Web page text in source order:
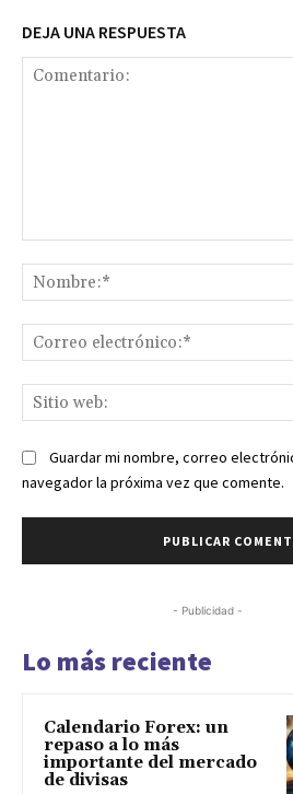
DEJA UNA RESPUESTA
Guardar mi nombre, correo
navegador la próxima vez que comente.
- Publicidad -
Lo más reciente
Calendario Forex: un
repaso a lo más
importante del mercado
de divisas